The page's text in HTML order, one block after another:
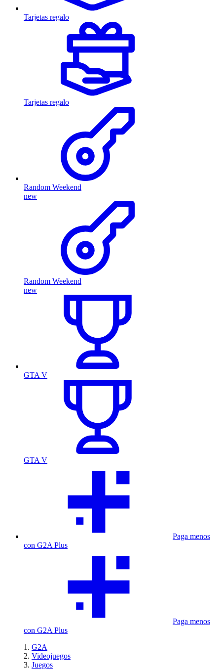
Tarjetas regalo
Tarjetas regalo
Random Weekend
new
Random Weekend
new
GTA V
GTA V
Paga menos
con G2A Plus
Paga menos
con G2A Plus
G2A
Videojuegos
Juegos